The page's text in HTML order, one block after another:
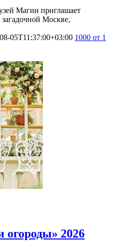
Магии приглашает
Москве,
05T11:37:00+03:00 1000 от 1
2026